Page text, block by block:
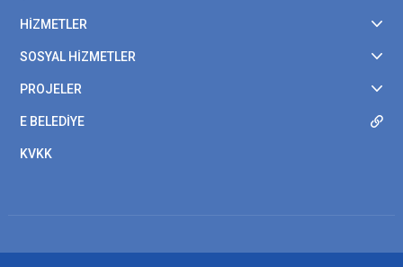
HİZMETLER
SOSYAL HİZMETLER
PROJELER
E BELEDİYE
KVKK